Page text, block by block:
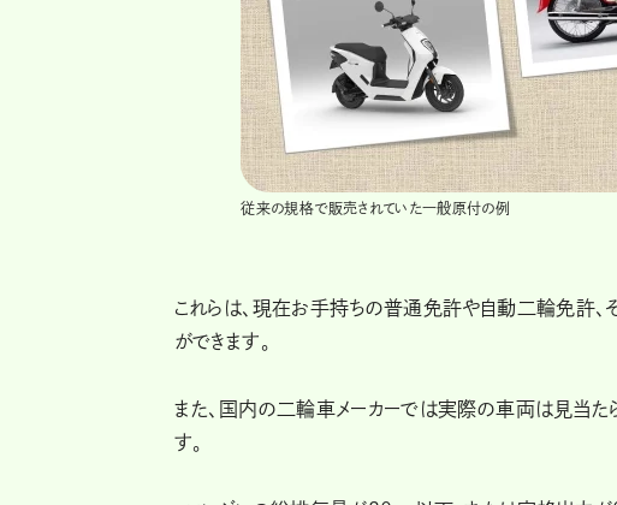
従来の規格で販売されていた一般原付の例
これらは、現在お手持ちの普通免許や自動二輪免許、
ができます。
また、国内の二輪車メーカーでは実際の車両は見当た
す。